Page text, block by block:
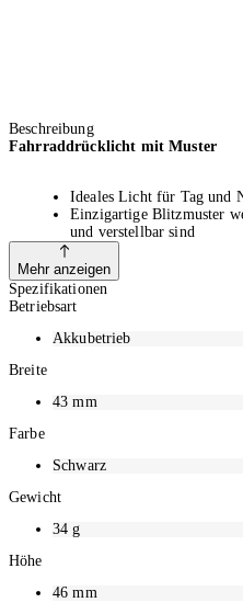
Beschreibung
Fahrraddrücklicht mit Muster
Ideales Licht für Tag und
Einzigartige Blitzmuster
und verstellbar sind
Integrierter USB-Stecker
Polymerakku
Werkzeuglose Montage
Licht bei Entfernungen bis
ca. 2.5 Stunden
Mehr anzeigen
Spezifikationen
Betriebsart
Akkubetrieb
Breite
43mm
Farbe
Schwarz
Gewicht
34g
Höhe
46mm